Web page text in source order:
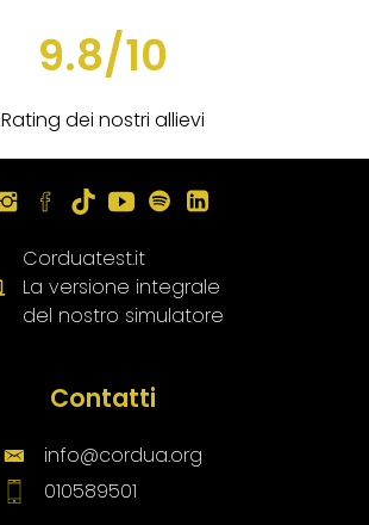
9.8/10
Rating dei nostri allievi
Corduatest.it
La versione integrale
del nostro simulatore
Contatti
info@cordua.org
010589501